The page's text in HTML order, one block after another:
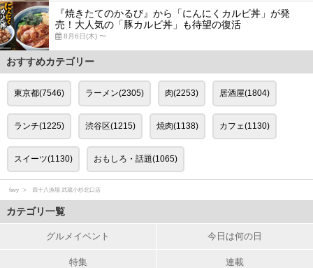
『焼きたてのかるび』から「にんにくカルビ丼」が発
売！大人気の「豚カルビ丼」も待望の復活
8月6日(木) 〜
おすすめカテゴリー
東京都(7546) ラーメン(2305) 肉(2253) 居酒屋(1804)
ランチ(1225) 渋谷区(1215) 焼肉(1138) カフェ(1130)
スイーツ(1130) おもしろ・話題(1065)
favy 四十八漁場 武蔵小杉北口店
カテゴリ一覧
グルメイベント 今日は何の日
特集 連載